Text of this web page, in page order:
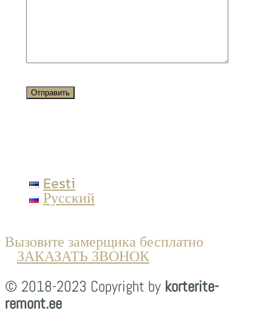
Eesti
Русский
Вызовите замерщика бесплатно
ЗАКАЗАТЬ ЗВОНОК
© 2018-2023 Copyright by korterite-
remont.ee